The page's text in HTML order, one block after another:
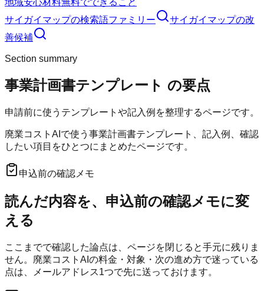
地域安心材料無料でできること
サイガイマップの検索語ファミリー サイガイマップの改
善候補
Section summary
事業計画書テンプレート の要点
申請前に使うテンプレートや記入例を整理するページです。
廃業コストAIで使う事業計画書テンプレート、記入例、確認
したい項目をひとつにまとめたページです。
申込前の確認メモ
読んだ内容を、申込前の確認メモに変
える
ここまでで確認した論点は、ページを閉じると手元に残りま
せん。 廃業コストAI の料金・対象・次の進め方で迷っている
点は、メールアドレス1つで先に送っておけます。